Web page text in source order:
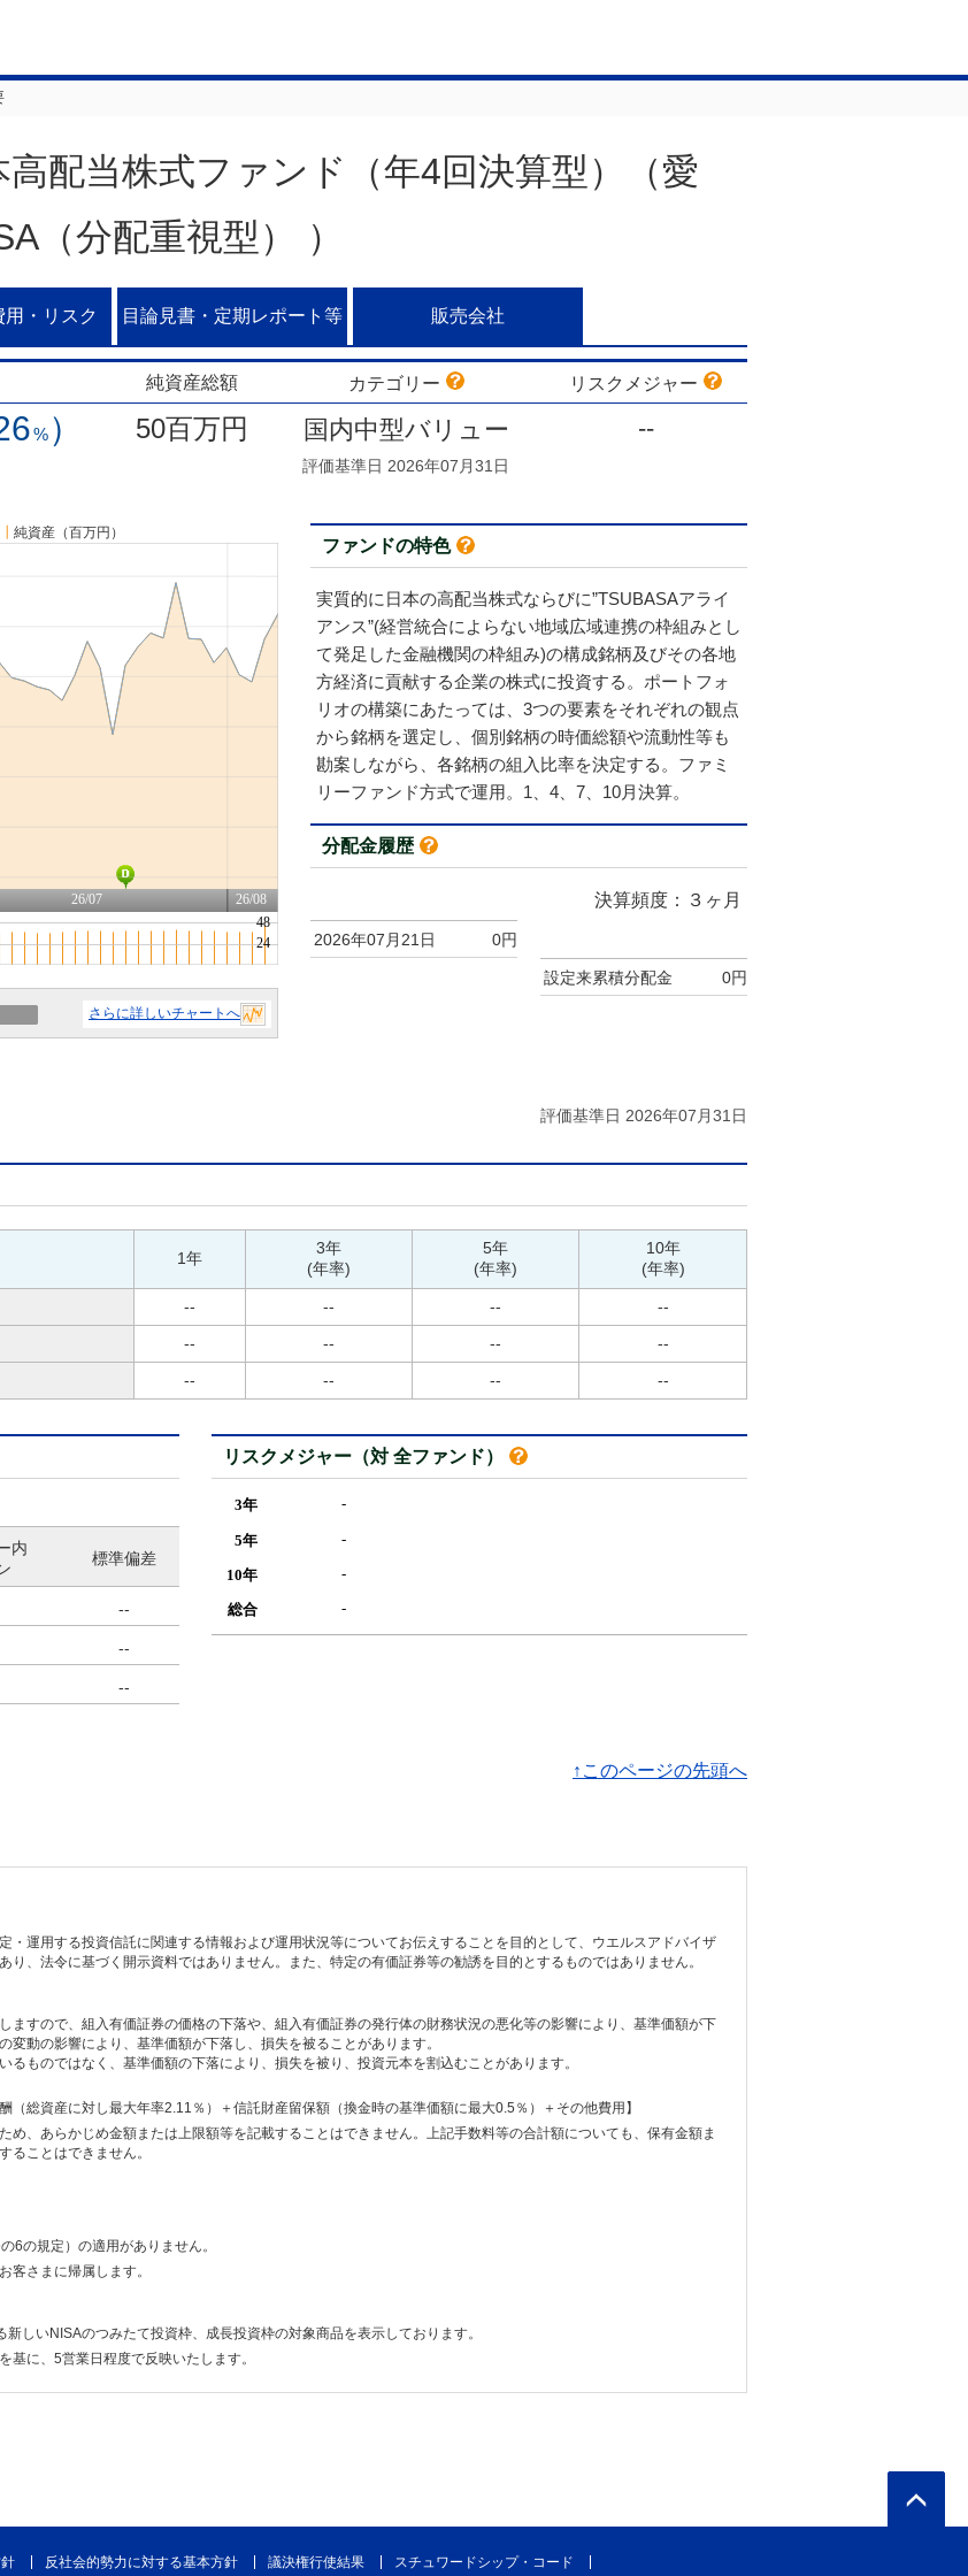
高配当株式ファンド（年4回決算型）（愛
（分配重視型） ）
・リスク 目論見書・定期レポート等 販売会社
純資産総額 カテゴリー リスクメジャー
%） 50百万円 国内中型バリュー --
評価基準日 2026年07月31日
純資産（百万円）
さらに詳しいチャートへ
ファンドの特色
実質的に日本の高配当株式ならびに”TSUBASAアライ
アンス”(経営統合によらない地域広域連携の枠組みとし
て発足した金融機関の枠組み)の構成銘柄及びその各地
方経済に貢献する企業の株式に投資する。ポートフォ
リオの構築にあたっては、3つの要素をそれぞれの観点
から銘柄を選定し、個別銘柄の時価総額や流動性等も
勘案しながら、各銘柄の組入比率を決定する。ファミ
リーファンド方式で運用。1、4、7、10月決算。
分配金履歴
決算頻度：３ヶ月
2026年07月21日 0円
設定来累積分配金 0円
評価基準日 2026年07月31日
1年
3年
(年率)
5年
(年率)
10年
(年率)
-- -- -- --
-- -- -- --
-- -- -- --
内
標準偏差
--
--
--
リスクメジャー（対 全ファンド）
3年
5年
10年
総合
-
-
-
-
↑このページの先頭へ
・運用する投資信託に関連する情報および運用状況等についてお伝えすることを目的として、ウエルスアドバイザ
り、法令に基づく開示資料ではありません。また、特定の有価証券等の勧誘を目的とするものではありません。
ますので、組入有価証券の価格の下落や、組入有価証券の発行体の財務状況の悪化等の影響により、基準価額が下
動の影響により、基準価額が下落し、損失を被ることがあります。
るものではなく、基準価額の下落により、損失を被り、投資元本を割込むことがあります。
（総資産に対し最大年率2.11％）＋信託財産留保額（換金時の基準価額に最大0.5％）＋その他費用】
、あらかじめ金額または上限額等を記載することはできません。上記手数料等の合計額についても、保有金額ま
ることはできません。
6の規定）の適用がありません。
客さまに帰属します。
しいNISAのつみたて投資枠、成長投資枠の対象商品を表示しております。
基に、5営業日程度で反映いたします。
反社会的勢力に対する基本方針 議決権行使結果 スチュワードシップ・コード